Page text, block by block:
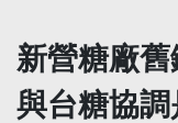
新營糖廠舊
與台糖協